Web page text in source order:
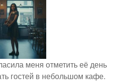
меня отметить её день
гостей в небольшом кафе.